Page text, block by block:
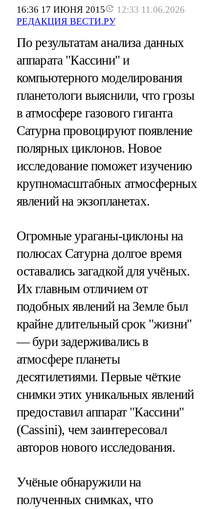
16:36 17 ИЮНЯ 2015
12:33 11.06.2026
РЕДАКЦИЯ ВЕСТИ.РУ
По результатам анализа данных
аппарата "Кассини" и
компьютерного моделирования
планетологи выяснили, что грозы
в атмосфере газового гиганта
Сатурна провоцируют появление
полярных циклонов. Новое
исследование поможет изучению
крупномасштабных атмосферных
явлений на экзопланетах.
Огромные ураганы-циклоны на
полюсах Сатурна долгое время
оставались загадкой для учёных.
Их главным отличием от
подобных явлений на Земле был
крайне длительный срок "жизни"
— бури задерживались в
атмосфере планеты
десятилетиями. Первые чёткие
снимки этих уникальных явлений
предоставил аппарат "Кассини"
(Cassini), чем заинтересовал
авторов нового исследования.
Учёные обнаружили на
полученных снимках, что